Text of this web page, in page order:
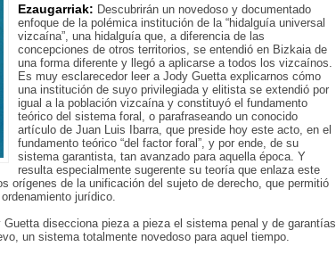
Ezaugarriak: Descubrirán un novedoso y documentado
enfoque de la polémica institución de la “hidalguía universal
vizcaína”, una hidalguía que, a diferencia de las
concepciones de otros territorios, se entendió en Bizkaia de
una forma diferente y llegó a aplicarse a todos los vizcaínos.
Es muy esclarecedor leer a Jody Guetta explicarnos cómo
una institución de suyo privilegiada y elitista se extendió por
igual a la población vizcaína y constituyó el fundamento
teórico del sistema foral, o parafraseando un conocido
artículo de Juan Luis Ibarra, que preside hoy este acto, en el
fundamento teórico “del factor foral”, y por ende, de su
sistema garantista, tan avanzado para aquella época. Y
resulta especialmente sugerente su teoría que enlaza este
orígenes de la unificación del sujeto de derecho, que permitió
jurídico.
disecciona pieza a pieza el sistema penal y de garantías
un sistema totalmente novedoso para aquel tiempo.